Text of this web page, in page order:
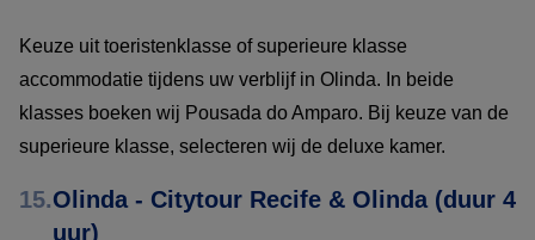
Keuze uit toeristenklasse of superieure klasse
accommodatie tijdens uw verblijf in Olinda. In beide
klasses boeken wij Pousada do Amparo. Bij keuze van de
superieure klasse, selecteren wij de deluxe kamer.
15.Olinda - Citytour Recife & Olinda (duur 4
uur)